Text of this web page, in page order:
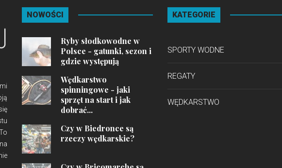
NOWOŚCI
Ryby słodkowodne w
Polsce - gatunki, sezon i
gdzie występują
Wędkarstwo
spinningowe - jaki
sprzęt na start i jak
dobrać...
Czy w Biedronce są
rzeczy wędkarskie?
KATEGORIE
SPORTY WODNE
REGATY
WĘDKARSTWO